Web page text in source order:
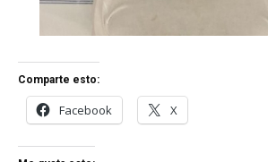
Comparte esto:
Facebook X